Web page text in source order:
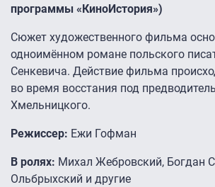
программы «КиноИстория»)
Сюжет художественного фильма
одноимённом романе польского
Сенкевича. Действие фильма
во время восстания под
Хмельницкого.
Режиссер: Ежи Гофман
В ролях: Михал Жебровский, Богдан
Ольбрыхский и другие